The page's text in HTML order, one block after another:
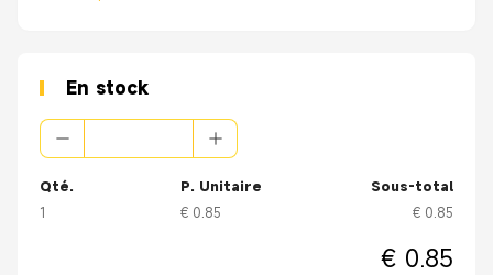
En stock
Qté.
1
P. Unitaire
€ 0.85
Sous-total
€ 0.85
€ 0.85